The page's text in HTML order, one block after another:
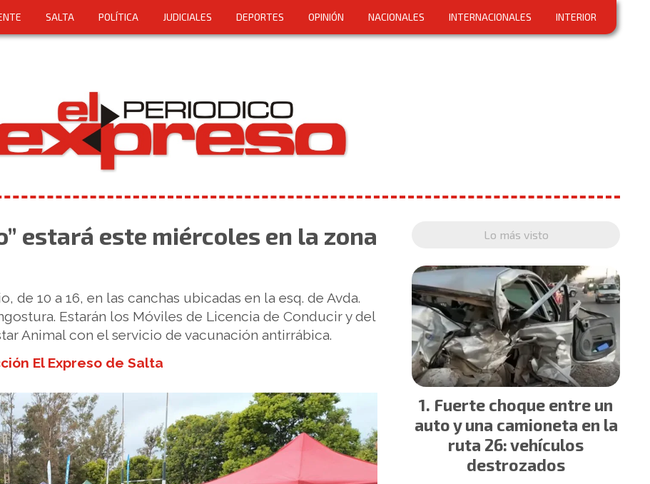
SALTA POLÍTICA JUDICIALES DEPORTES OPINIÓN NACIONALES INTERNACIONALES INTERIOR
estará este miércoles en la zona
de 10 a 16, en las canchas ubicadas en la esq. de Avda.
Estarán los Móviles de Licencia de Conducir y del
Animal con el servicio de vacunación antirrábica.
El Expreso de Salta
Lo más visto
Fuerte choque entre un
auto y una camioneta en la
ruta 26: vehículos
destrozados